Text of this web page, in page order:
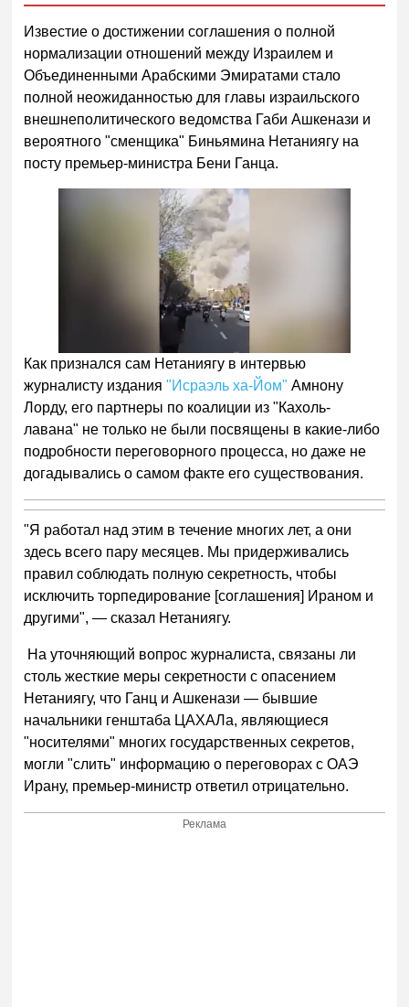
Известие о достижении соглашения о полной
нормализации отношений между Израилем и
Объединенными Арабскими Эмиратами стало
полной неожиданностью для главы израильского
внешнеполитического ведомства Габи Ашкенази и
вероятного "сменщика" Биньямина Нетаниягу на
посту премьер-министра Бени Ганца.
Как признался сам Нетаниягу в интервью
журналисту издания"Исраэль ха-Йом" Амнону
Лорду, его партнеры по коалиции из "Кахоль-
лавана" не только не были посвящены в какие-либо
подробности переговорного процесса, но даже не
догадывались о самом факте его существования.
"Я работал над этим в течение многих лет, а они
здесь всего пару месяцев. Мы придерживались
правил соблюдать полную секретность, чтобы
исключить торпедирование [соглашения] Ираном и
другими", — сказал Нетаниягу.
На уточняющий вопрос журналиста, связаны ли
столь жесткие меры секретности с опасением
Нетаниягу, что Ганц и Ашкенази — бывшие
начальники генштаба ЦАХАЛа, являющиеся
"носителями" многих государственных секретов,
могли "слить" информацию о переговорах с ОАЭ
Ирану, премьер-министр ответил отрицательно.
Реклама